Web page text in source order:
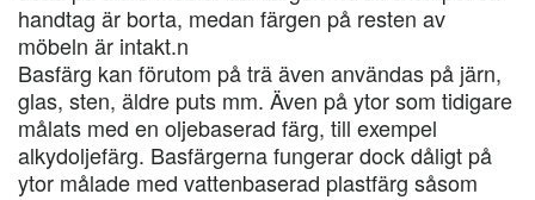
handtag är borta, medan färgen på resten av
möbeln är intakt.n
Basfärg kan förutom på trä även användas på järn,
glas, sten, äldre puts mm. Även på ytor som tidigare
målats med en oljebaserad färg, till exempel
alkydoljefärg. Basfärgerna fungerar dock dåligt på
ytor målade med vattenbaserad plastfärg såsom